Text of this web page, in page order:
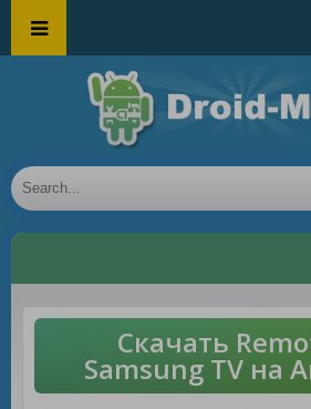
Скачать
Samsung TV на